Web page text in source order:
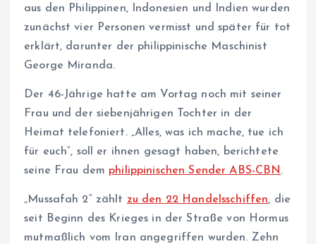
aus den Philippinen, Indonesien und Indien wurden
zunächst vier Personen vermisst und später für tot
erklärt, darunter der philippinische Maschinist
George Miranda.
Der 46-Jährige hatte am Vortag noch mit seiner
Frau und der siebenjährigen Tochter in der
Heimat telefoniert. „Alles, was ich mache, tue ich
für euch“, soll er ihnen gesagt haben, berichtete
seine Frau dem philippinischen Sender ABS-CBN.
„Mussafah 2“ zählt zu den 22 Handelsschiffen, die
seit Beginn des Krieges in der Straße von Hormus
mutmaßlich vom Iran angegriffen wurden. Zehn